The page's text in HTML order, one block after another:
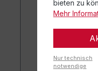
bieten zu
Mehr
Nur technisch
notwendige